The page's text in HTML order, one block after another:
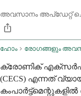
അവസാനം അപ്ഡേറ്റ്
ഹോം രോഗങ്ങളും
ക്രോണിക്
(CECS) എന്നത്